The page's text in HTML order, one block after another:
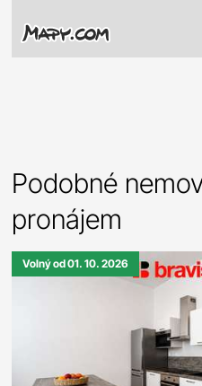
Podobné
pronájem
Volný od 01. 10. 2026